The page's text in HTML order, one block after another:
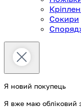
Сокири
Я новий покупець
Я вже маю обліковий